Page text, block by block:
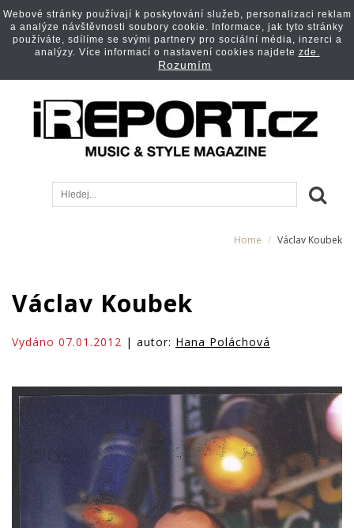
Home Václav Koubek
Václav Koubek
Vydáno 07.01.2012 | autor: Hana Poláchová
Webové stránky používají k poskytování služeb, personalizaci reklam
a analýze návštěvnosti soubory cookie. Informace, jak tyto stránky
používáte, sdílíme se svými partnery pro sociální média, inzerci a
analýzy. Více informací o nastavení cookies najdete zde.
Rozumím